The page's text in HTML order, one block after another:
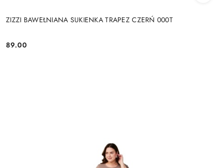
ZIZZI BAWEŁNIANA SUKIENKA TRAPEZ CZERŃ 000T
Cena:
89.00